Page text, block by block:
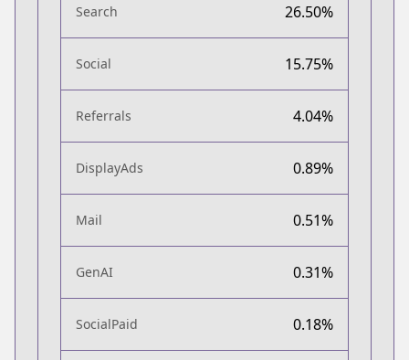
Search 26.50%
Social 15.75%
Referrals 4.04%
DisplayAds 0.89%
Mail 0.51%
GenAI 0.31%
SocialPaid 0.18%